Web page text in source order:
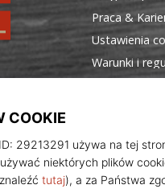
Praca &
Ustawienia
Warunki i